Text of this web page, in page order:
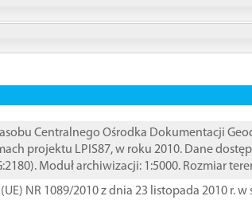
Centralnego Ośrodka Dokumentacji
projektu LPIS87, w roku 2010. Dane
Moduł archiwizacji: 1:5000. Rozmiar
(UE) NR 1089/2010 z dnia 23 listopada 2010